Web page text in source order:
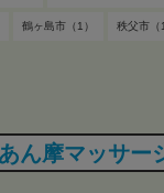
鶴ヶ島市（1） 秩父市（1
あん摩マッサー